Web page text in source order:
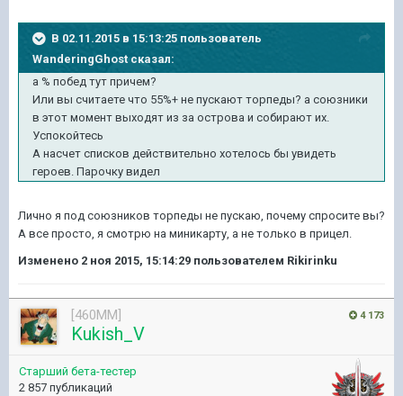
В 02.11.2015 в 15:13:25 пользователь
WanderingGhost сказал:
а % побед тут причем?
Или вы считаете что 55%+ не пускают торпеды? а союзники
в этот момент выходят из за острова и собирают их.
Успокойтесь
А насчет списков действительно хотелось бы увидеть
героев. Парочку видел
Лично я под союзников торпеды не пускаю, почему спросите вы?
А все просто, я смотрю на миникарту, а не только в прицел.
Изменено 2 ноя 2015, 15:14:29 пользователем Rikirinku
4 173
[460MM]
Kukish_V
Старший бета-тестер
2 857 публикаций